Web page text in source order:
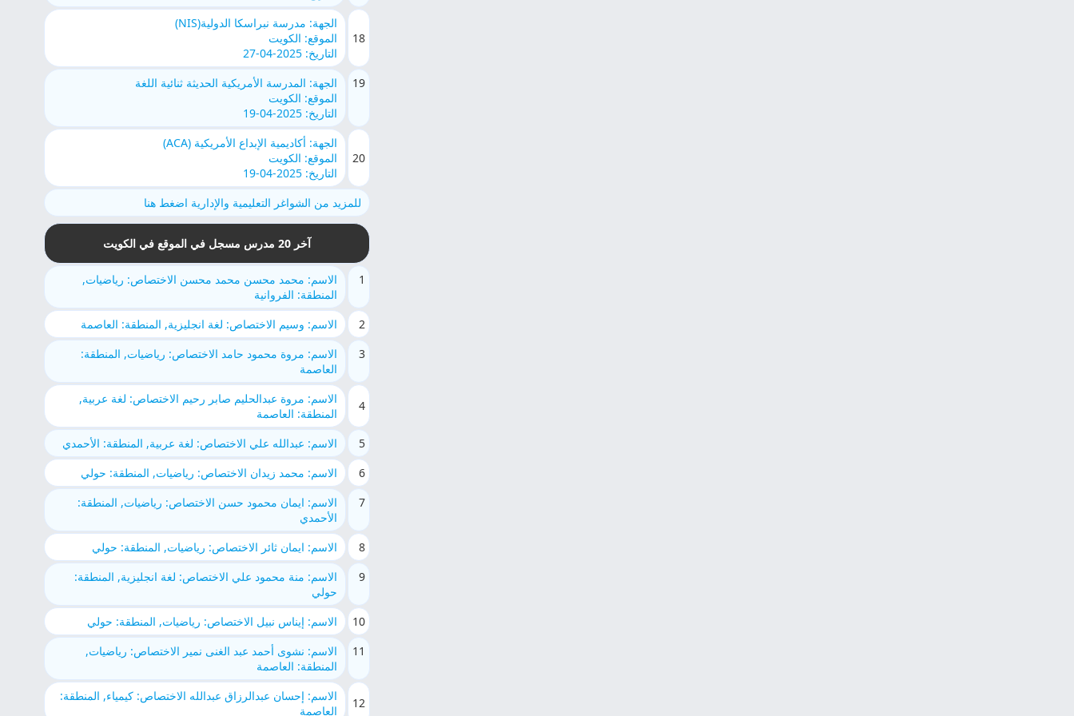
18
الجهة: مدرسة نبراسكا الدولية(NIS)
الموقع: الكويت
التاريخ: 2025-04-27
19
الجهة: المدرسة الأمريكية الحديثة ثنائية اللغة
الموقع: الكويت
التاريخ: 2025-04-19
20
الجهة: أكاديمية الإبداع الأمريكية (ACA)
الموقع: الكويت
التاريخ: 2025-04-19
للمزيد من الشواغر التعليمية والإدارية اضغط هنا
آخر 20 مدرس مسجل في الموقع في الكويت
1
الاسم: محمد محسن محمد محسن الاختصاص: رياضيات,
المنطقة: الفروانية
2
الاسم: وسيم الاختصاص: لغة انجليزية, المنطقة: العاصمة
3
الاسم: مروة محمود حامد الاختصاص: رياضيات, المنطقة:
العاصمة
4
الاسم: مروة عبدالحليم صابر رحيم الاختصاص: لغة عربية,
المنطقة: العاصمة
5
الاسم: عبدالله علي الاختصاص: لغة عربية, المنطقة: الأحمدي
6
الاسم: محمد زيدان الاختصاص: رياضيات, المنطقة: حولي
7
الاسم: ايمان محمود حسن الاختصاص: رياضيات, المنطقة:
الأحمدي
8
الاسم: ايمان ثائر الاختصاص: رياضيات, المنطقة: حولي
9
الاسم: منة محمود علي الاختصاص: لغة انجليزية, المنطقة:
حولي
10
الاسم: إيناس نبيل الاختصاص: رياضيات, المنطقة: حولي
11
الاسم: نشوى أحمد عبد الغنى نمير الاختصاص: رياضيات,
المنطقة: العاصمة
12
الاسم: إحسان عبدالرزاق عبدالله الاختصاص: كيمياء, المنطقة:
العاصمة